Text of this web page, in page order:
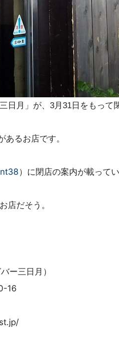
日月」が、3月31日をもって
るお店です。
）に閉店の案内が載ってい
店だそう。
ー三日月）
16